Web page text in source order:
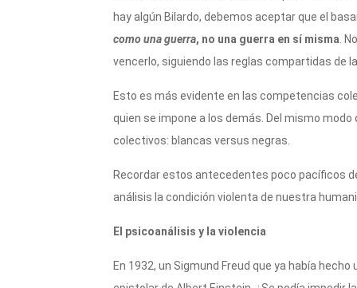
hay algún Bilardo, debemos aceptar que el
como una guerra, no una guerra en sí misma.
vencerlo, siguiendo las reglas compartidas de
Esto es más evidente en las competencias
quien se impone a los demás. Del mismo
colectivos: blancas versus negras.
Recordar estos antecedentes poco pacíficos
análisis la condición violenta de nuestra
El psicoanálisis y la violencia
En 1932, un Sigmund Freud que ya había